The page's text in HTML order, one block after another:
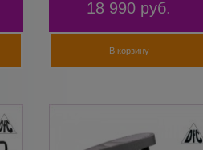
18 990 руб.
В корзину